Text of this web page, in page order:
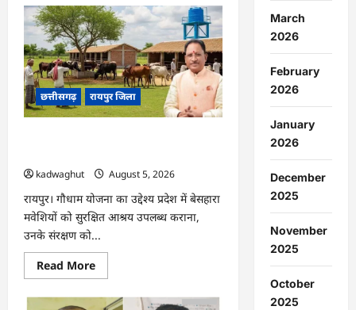
CG
:
जशपुर
से
204
श्रद्धालु
प्रभु
रामलला
दर्शन
के
लिए
छत्तीसगढ़ रायपुर जिला
kadwaghut
August 5, 2026
रायपुर। गौधाम योजना का उद्देश्य प्रदेश में बेसहारा
मवेशियों को सुरक्षित आश्रय उपलब्ध कराना,
उनके संरक्षण को...
Read MoreRead
more
CG
March
2026
February
2026
January
2026
December
2025
November
2025
October
2025